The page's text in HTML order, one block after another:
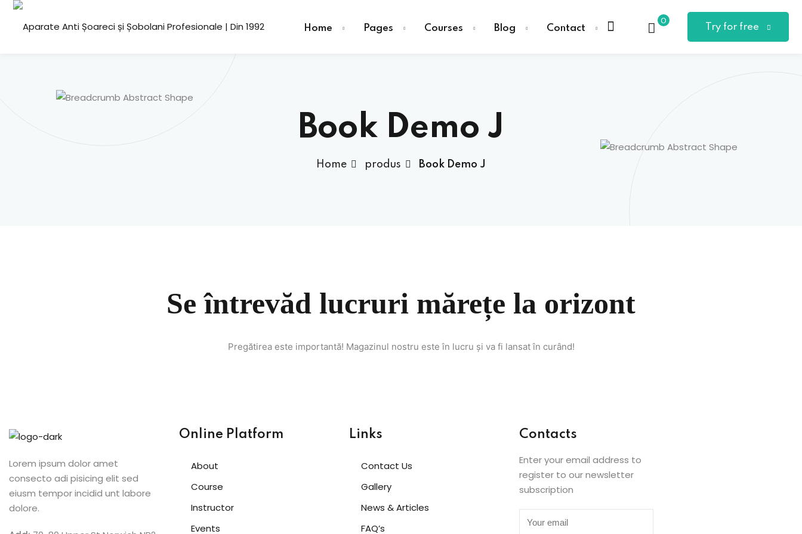
Home Pages Courses Blog Contact
0
Try for free
Book Demo J
Home produs Book Demo J
Se întrevăd lucruri mărețe la orizont
Pregătirea este importantă! Magazinul nostru este în lucru și va fi lansat în curând!
Lorem ipsum dolor amet
consecto adi pisicing elit sed
eiusm tempor incidid unt labore
dolore.
Online Platform
About
Course
Instructor
Events
Links
Contact Us
Gallery
News & Articles
FAQ’s
Contacts
Enter your email address to
register to our newsletter
subscription
Sign in